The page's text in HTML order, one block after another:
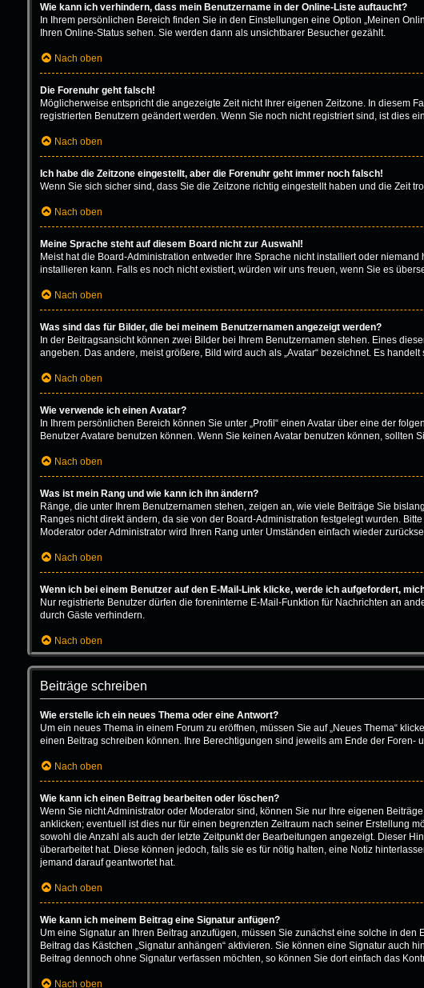
Wie kann ich verhindern, dass mein Benutzername in der Online-Liste auftaucht?
In Ihrem persönlichen Bereich finden Sie in den Einstellungen eine Option „Meinen
Ihren Online-Status sehen. Sie werden dann als unsichtbarer Besucher gezählt.
Nach oben
Die Forenuhr geht falsch!
Möglicherweise entspricht die angezeigte Zeit nicht Ihrer eigenen Zeitzone. In diesem
registrierten Benutzern geändert werden. Wenn Sie noch nicht registriert sind, ist dies
Nach oben
Ich habe die Zeitzone eingestellt, aber die Forenuhr geht immer noch falsch!
Wenn Sie sich sicher sind, dass Sie die Zeitzone richtig eingestellt haben und die Zeit
Nach oben
Meine Sprache steht auf diesem Board nicht zur Auswahl!
Meist hat die Board-Administration entweder Ihre Sprache nicht installiert oder
installieren kann. Falls es noch nicht existiert, würden wir uns freuen, wenn Sie es
Nach oben
Was sind das für Bilder, die bei meinem Benutzernamen angezeigt werden?
In der Beitragsansicht können zwei Bilder bei Ihrem Benutzernamen stehen. Eines
angeben. Das andere, meist größere, Bild wird auch als „Avatar“ bezeichnet. Es
Nach oben
Wie verwende ich einen Avatar?
In Ihrem persönlichen Bereich können Sie unter „Profil“ einen Avatar über eine der
Benutzer Avatare benutzen können. Wenn Sie keinen Avatar benutzen können, sollten
Nach oben
Was ist mein Rang und wie kann ich ihn ändern?
Ränge, die unter Ihrem Benutzernamen stehen, zeigen an, wie viele Beiträge Sie
Ranges nicht direkt ändern, da sie von der Board-Administration festgelegt wurden.
Moderator oder Administrator wird Ihren Rang unter Umständen einfach wieder
Nach oben
Wenn ich bei einem Benutzer auf den E-Mail-Link klicke, werde ich aufgefordert,
Nur registrierte Benutzer dürfen die foreninterne E-Mail-Funktion für Nachrichten an
durch Gäste verhindern.
Nach oben
Beiträge schreiben
Wie erstelle ich ein neues Thema oder eine Antwort?
Um ein neues Thema in einem Forum zu eröffnen, müssen Sie auf „Neues Thema“
einen Beitrag schreiben können. Ihre Berechtigungen sind jeweils am Ende der Foren-
Nach oben
Wie kann ich einen Beitrag bearbeiten oder löschen?
Wenn Sie nicht Administrator oder Moderator sind, können Sie nur Ihre eigenen
anklicken; eventuell ist dies nur für einen begrenzten Zeitraum nach seiner Erstellung
sowohl die Anzahl als auch der letzte Zeitpunkt der Bearbeitungen angezeigt. Dieser
überarbeitet hat. Diese können jedoch, falls sie es für nötig halten, eine Notiz
jemand darauf geantwortet hat.
Nach oben
Wie kann ich meinem Beitrag eine Signatur anfügen?
Um eine Signatur an Ihren Beitrag anzufügen, müssen Sie zunächst eine solche in
Beitrag das Kästchen „Signatur anhängen“ aktivieren. Sie können eine Signatur auch
Beitrag dennoch ohne Signatur verfassen möchten, so können Sie dort einfach das
Nach oben